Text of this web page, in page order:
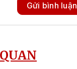
Gửi bình luận